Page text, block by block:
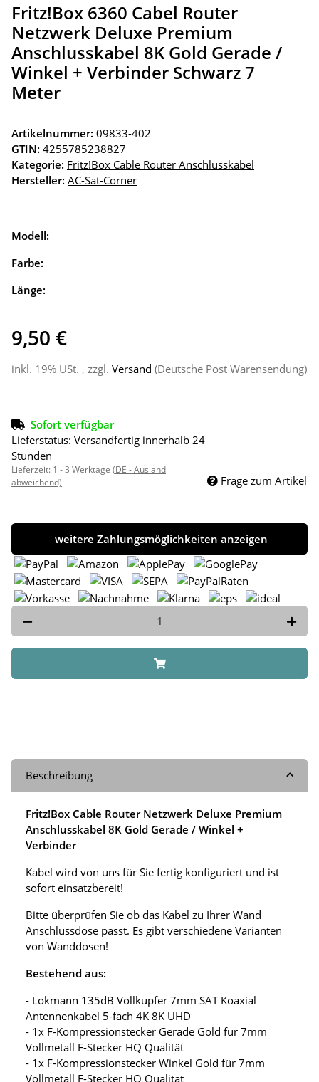
Fritz!Box 6360 Cabel Router
Netzwerk Deluxe Premium
Anschlusskabel 8K Gold Gerade /
Winkel + Verbinder Schwarz 7
Meter
Artikelnummer: 09833-402
GTIN: 4255785238827
Kategorie: Fritz!Box Cable Router Anschlusskabel
Hersteller: AC-Sat-Corner
Modell:
Farbe:
Länge:
9,50 €
inkl. 19% USt. , zzgl. Versand (Deutsche Post Warensendung)
Sofort verfügbar
Lieferstatus: Versandfertig innerhalb 24
Stunden
Lieferzeit: 1 - 3 Werktage (DE - Ausland
abweichend)
Frage zum Artikel
weitere Zahlungsmöglichkeiten anzeigen
Beschreibung
Fritz!Box Cable Router Netzwerk Deluxe Premium
Anschlusskabel 8K Gold Gerade / Winkel +
Verbinder
Kabel wird von uns für Sie fertig konfiguriert und ist
sofort einsatzbereit!
Bitte überprüfen Sie ob das Kabel zu Ihrer Wand
Anschlussdose passt. Es gibt verschiedene Varianten
von Wanddosen!
Bestehend aus:
- Lokmann 135dB Vollkupfer 7mm SAT Koaxial
Antennenkabel 5-fach 4K 8K UHD
- 1x F-Kompressionstecker Gerade Gold für 7mm
Vollmetall F-Stecker HQ Qualität
- 1x F-Kompressionstecker Winkel Gold für 7mm
Vollmetall F-Stecker HQ Qualität